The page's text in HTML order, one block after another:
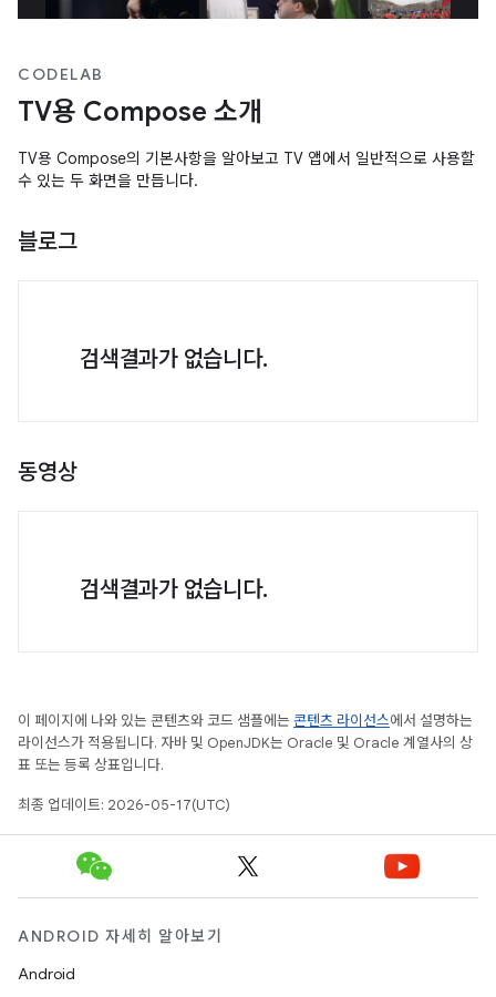
CODELAB
TV용 Compose 소개
TV용 Compose의 기본사항을 알아보고 TV 앱에서 일반적으로 사용할
수 있는 두 화면을 만듭니다.
블로그
검색결과가 없습니다.
동영상
검색결과가 없습니다.
이 페이지에 나와 있는 콘텐츠와 코드 샘플에는 콘텐츠 라이선스에서 설명하는
라이선스가 적용됩니다. 자바 및 OpenJDK는 Oracle 및 Oracle 계열사의 상
표 또는 등록 상표입니다.
최종 업데이트: 2026-05-17(UTC)
ANDROID 자세히 알아보기
Android